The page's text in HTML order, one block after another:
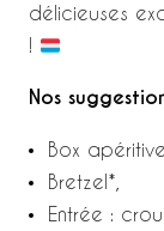
délicieuses
!
Nos
Box
Bretzel*,
Entrée :